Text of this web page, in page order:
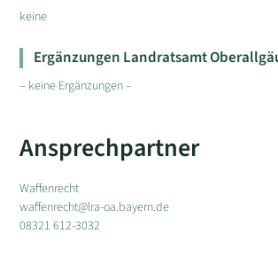
keine
Ergänzungen Landratsamt
– keine Ergänzungen –
Ansprechpartner
Waffenrecht
waffenrecht@lra-oa.bayern.de
08321 612-3032